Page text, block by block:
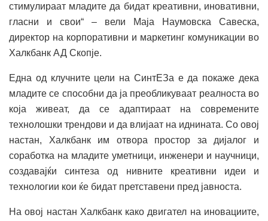
стимулираат младите да бидат креативни, иновативни,
гласни и свои“ – вели Маја Наумовска Савеска,
директор на корпоративни и маркетинг комуникации во
Халкбанк АД Скопје.
Една од клучните цели на СинтЕЗа е да покаже дека
младите се способни да ја преобликуваат реалноста во
која живеат, да се адаптираат на современите
технолошки трендови и да влијаат на иднината. Со овој
настан, Халкбанк им отвора простор за дијалог и
соработка на младите уметници, инженери и научници,
создавајќи синтеза од нивните креативни идеи и
технологии кои ќе бидат претставени пред јавноста.
На овој настан Халкбанк како двигател на иновациите,